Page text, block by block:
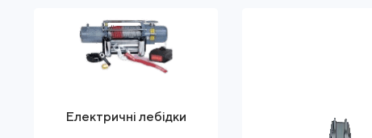
Електричні лебідки